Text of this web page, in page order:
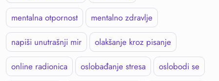
mentalna otpornost mentalno zdravlje
napiši unutrašnji mir olakšanje kroz pisanje
online radionica oslobađanje stresa oslobodi se